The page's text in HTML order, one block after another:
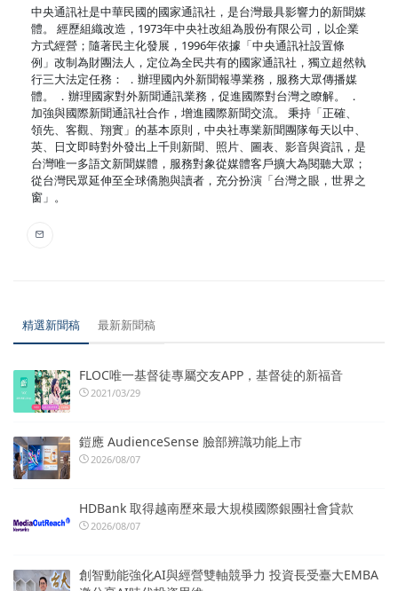
中央通訊社是中華民國的國家通訊社，是台灣最具影響力的新聞媒
體。 經歷組織改造，1973年中央社改組為股份有限公司，以企業
方式經營；隨著民主化發展，1996年依據「中央通訊社設置條
例」改制為財團法人，定位為全民共有的國家通訊社，獨立超然執
行三大法定任務： ．辦理國內外新聞報導業務，服務大眾傳播媒
體。 ．辦理國家對外新聞通訊業務，促進國際對台灣之瞭解。 ．
加強與國際新聞通訊社合作，增進國際新聞交流。 秉持「正確、
領先、客觀、翔實」的基本原則，中央社專業新聞團隊每天以中、
英、日文即時對外發出上千則新聞、照片、圖表、影音與資訊，是
台灣唯一多語文新聞媒體，服務對象從媒體客戶擴大為閱聽大眾；
從台灣民眾延伸至全球僑胞與讀者，充分扮演「台灣之眼，世界之
窗」。
精選新聞稿 最新新聞稿
FLOC唯一基督徒專屬交友APP，基督徒的新福音
2021/03/29
鎧應 AudienceSense 臉部辨識功能上市
2026/08/07
HDBank 取得越南歷來最大規模國際銀團社會貸款
2026/08/07
創智動能強化AI與經營雙軸競爭力 投資長受臺大EMBA